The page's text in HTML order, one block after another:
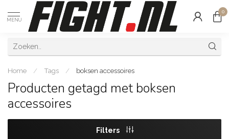
MENU
0
Home / Tags / boksen accessoires
Producten getagd met boksen
accessoires
Filters